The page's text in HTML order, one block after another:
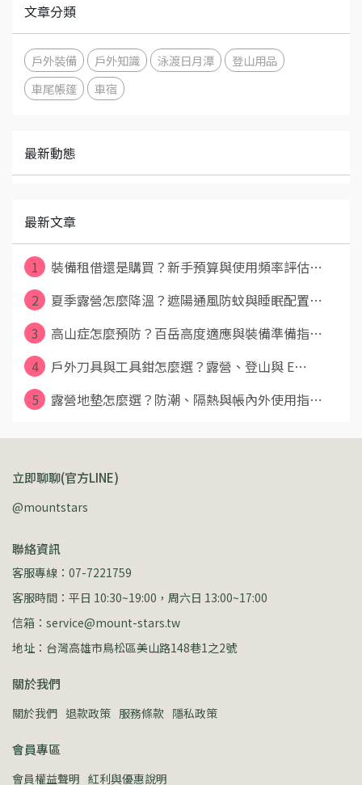
文章分類
戶外裝備 戶外知識 泳渡日月潭
登山用品
車尾帳篷
車宿
最新動態
最新文章
1
裝備租借還是購買？新手預算與使用頻率評估⋯
2
夏季露營怎麼降溫？遮陽通風防蚊與睡眠配置⋯
3
高山症怎麼預防？百岳高度適應與裝備準備指⋯
4
戶外刀具與工具鉗怎麼選？露營、登山與 E⋯
5
露營地墊怎麼選？防潮、隔熱與帳內外使用指⋯
立即聊聊(官方LINE)
@mountstars
聯絡資訊
客服專線：07-7221759
客服時間：平日 10:30~19:00，周六日 13:00~17:00
信箱：service@mount-stars.tw
地址：台灣高雄市鳥松區美山路148巷1之2號
關於我們
關於我們 退款政策 服務條款 隱私政策
會員專區
會員權益聲明 紅利與優惠說明